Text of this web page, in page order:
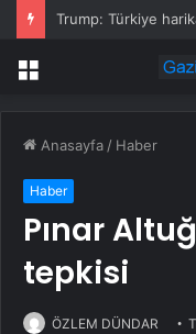
Menü
Anasayfa / Haber
Haber
Pınar
tepkisi
ÖZLEM DÜNDAR